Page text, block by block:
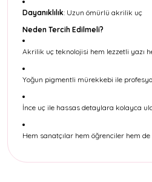
Dayanıklılık: Uzun ömürlü akrilik uç
Neden Tercih Edilmeli?
Akrilik uç teknolojisi hem lezzetli yazı
Yoğun pigmentli mürekkebi ile
İnce uç ile hassas detaylara kolayca
Hem sanatçılar hem öğrenciler hem